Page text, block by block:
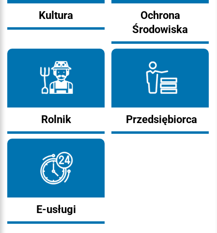
Kultura
Ochrona
Środowiska
Rolnik Przedsiębiorca
E-usługi